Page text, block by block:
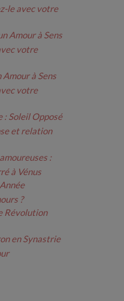
le avec votre
Amour à Sens
votre
Amour à Sens
votre
: Soleil Opposé
et relation
:
à Vénus
?
Révolution
en Synastrie